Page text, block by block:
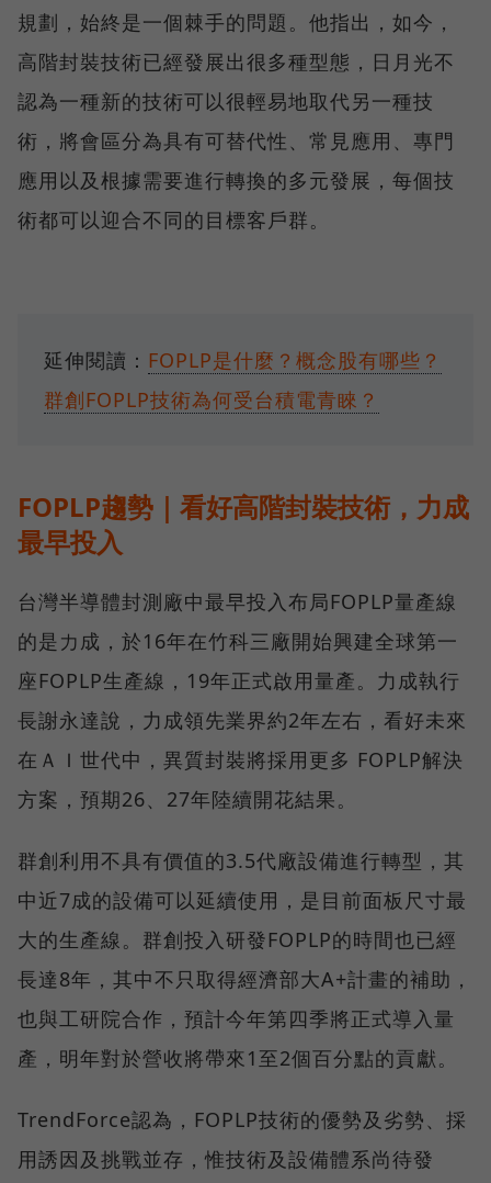
規劃，始終是一個棘手的問題。他指出，如今，
高階封裝技術已經發展出很多種型態，日月光不
認為一種新的技術可以很輕易地取代另一種技
術，將會區分為具有可替代性、常見應用、專門
應用以及根據需要進行轉換的多元發展，每個技
術都可以迎合不同的目標客戶群。
延伸閱讀： FOPLP是什麼？概念股有哪些？
群創FOPLP技術為何受台積電青睞？
FOPLP趨勢｜看好高階封裝技術，力成
最早投入
台灣半導體封測廠中最早投入布局FOPLP量產線
的是力成，於16年在竹科三廠開始興建全球第一
座FOPLP生產線，19年正式啟用量產。力成執行
長謝永達說，力成領先業界約2年左右，看好未來
在ＡＩ世代中，異質封裝將採用更多 FOPLP解決
方案，預期26、27年陸續開花結果。
群創利用不具有價值的3.5代廠設備進行轉型，其
中近7成的設備可以延續使用，是目前面板尺寸最
大的生產線。群創投入研發FOPLP的時間也已經
長達8年，其中不只取得經濟部大A+計畫的補助，
也與工研院合作，預計今年第四季將正式導入量
產，明年對於營收將帶來1至2個百分點的貢獻。
TrendForce認為，FOPLP技術的優勢及劣勢、採
用誘因及挑戰並存，惟技術及設備體系尚待發